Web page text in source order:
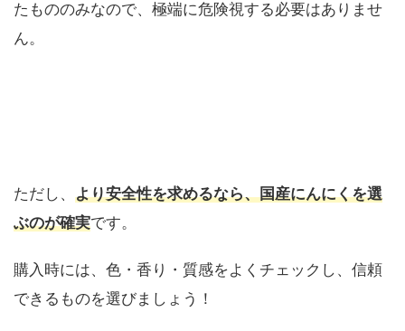
たもののみなので、極端に危険視する必要はありませ
ん。
ただし、 より安全性を求めるなら、国産にんにくを選
ぶのが確実です。
購入時には、色・香り・質感をよくチェックし、信頼
できるものを選びましょう！